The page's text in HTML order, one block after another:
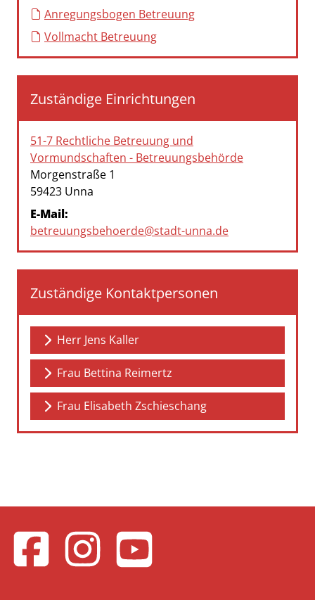
Anregungsbogen Betreuung
Vollmacht Betreuung
Zuständige Einrichtungen
51-7 Rechtliche Betreuung und
Vormundschaften - Betreuungsbehörde
Straße:
Morgenstraße Hausnummer:
1
PLZ:
59423 Ort:
Unna
E-Mail:
betreuungsbehoerde@stadt-unna.de
Zuständige Kontaktpersonen
Herr Jens Kaller
Frau Bettina Reimertz
Frau Elisabeth Zschieschang